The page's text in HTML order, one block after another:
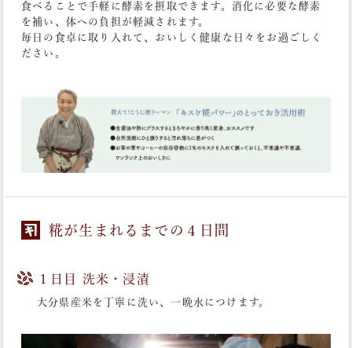
食べることで手軽に酵素を摂取できます。消化に必要な酵素
を補い、体への負担が軽減されます。
毎日の食卓に取り入れて、おいしく健康な日々をお過ごしく
ださい。
糀が生まれるまでの４日間
１日目 洗米・浸漬
大分県産米を丁寧に洗い、一晩水につけます。